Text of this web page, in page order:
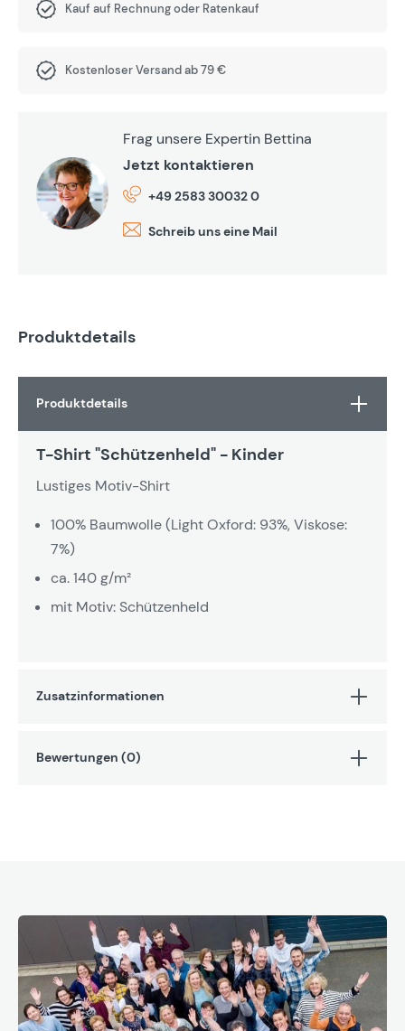
Kauf auf Rechnung oder Ratenkauf
Kostenloser Versand ab 79 €
Frag unsere Expertin Bettina
Jetzt kontaktieren
+49 2583 30032 0
Schreib uns eine Mail
Produktdetails
Produktdetails
T-Shirt "Schützenheld" - Kinder
Lustiges Motiv-Shirt
100% Baumwolle (Light Oxford: 93%, Viskose:
7%)
ca. 140 g/m²
mit Motiv: Schützenheld
Zusatzinformationen
Bewertungen (0)